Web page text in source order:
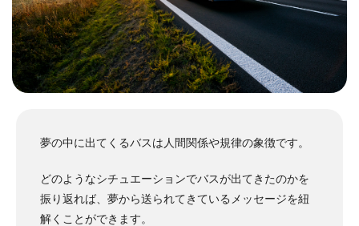
夢の中に出てくるバスは人間関係や規律の象徴です。
どのようなシチュエーションでバスが出てきたのかを
振り返れば、夢から送られてきているメッセージを紐
解くことができます。